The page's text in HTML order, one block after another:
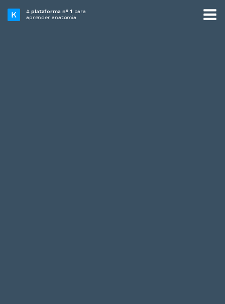
Aplataforma nº 1 para
aprender anatomia